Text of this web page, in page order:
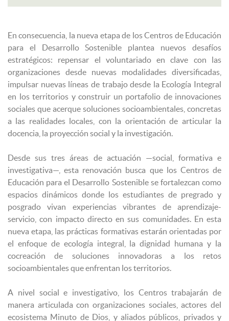
En consecuencia, la nueva etapa de los Centros de Educación
para el Desarrollo Sostenible plantea nuevos desafíos
estratégicos: repensar el voluntariado en clave con las
organizaciones desde nuevas modalidades diversificadas,
impulsar nuevas líneas de trabajo desde la Ecología Integral
en los territorios y construir un portafolio de innovaciones
sociales que acerque soluciones socioambientales, concretas
a las realidades locales, con la orientación de articular la
docencia, la proyección social y la investigación.
Desde sus tres áreas de actuación —social, formativa e
investigativa—, esta renovación busca que los Centros de
Educación para el Desarrollo Sostenible se fortalezcan como
espacios dinámicos donde los estudiantes de pregrado y
posgrado vivan experiencias vibrantes de aprendizaje-
servicio, con impacto directo en sus comunidades. En esta
nueva etapa, las prácticas formativas estarán orientadas por
el enfoque de ecología integral, la dignidad humana y la
cocreación de soluciones innovadoras a los retos
socioambientales que enfrentan los territorios.
A nivel social e investigativo, los Centros trabajarán de
manera articulada con organizaciones sociales, actores del
ecosistema Minuto de Dios, y aliados públicos, privados y